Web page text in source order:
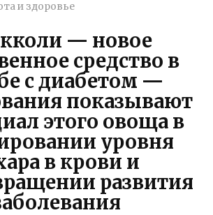
и здоровье
— новое
средство в
с диабетом —
показывают
этого овоща в
уровня
в крови и
развития